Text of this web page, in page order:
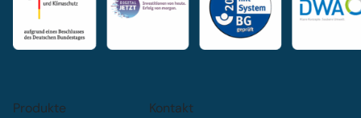
Produkte
Kontakt